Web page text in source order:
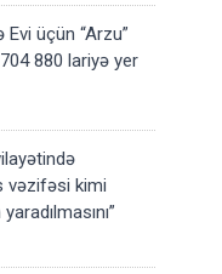
üçün “Arzu”
880 lariyə yer
vəzifəsi kimi